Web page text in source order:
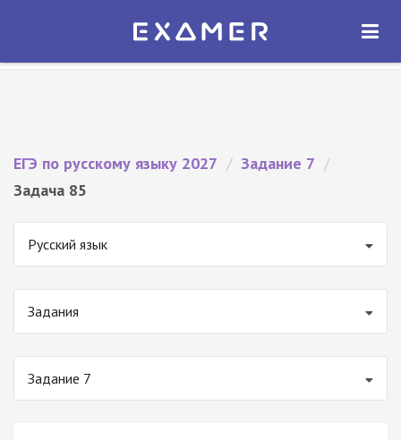
Экзамер — ЕГЭ 2027
ОТКРЫТЬ
ЕГЭ по русскому языку 2027 / Задание 7 /
Задача 85
Русский язык
Задания
Задание 7